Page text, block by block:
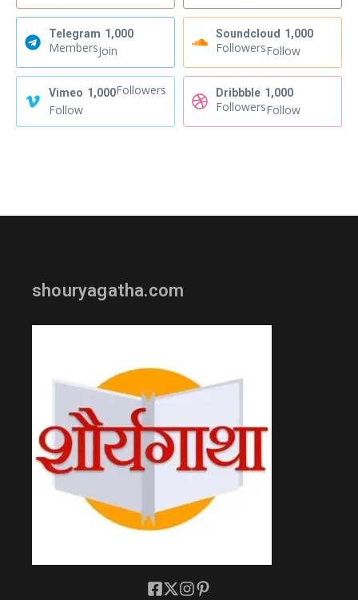
Telegram 1,000
MembersJoin
Soundcloud 1,000
FollowersFollow
Vimeo 1,000Followers
Follow
Dribbble 1,000
FollowersFollow
shouryagatha.com